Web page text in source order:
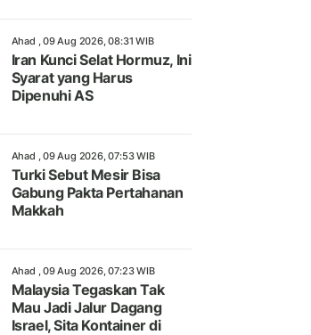
Ahad , 09 Aug 2026, 08:31 WIB
Iran Kunci Selat Hormuz, Ini
Syarat yang Harus
Dipenuhi AS
Ahad , 09 Aug 2026, 07:53 WIB
Turki Sebut Mesir Bisa
Gabung Pakta Pertahanan
Makkah
Ahad , 09 Aug 2026, 07:23 WIB
Malaysia Tegaskan Tak
Mau Jadi Jalur Dagang
Israel, Sita Kontainer di